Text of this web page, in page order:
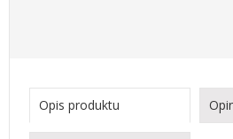
Opis produktu